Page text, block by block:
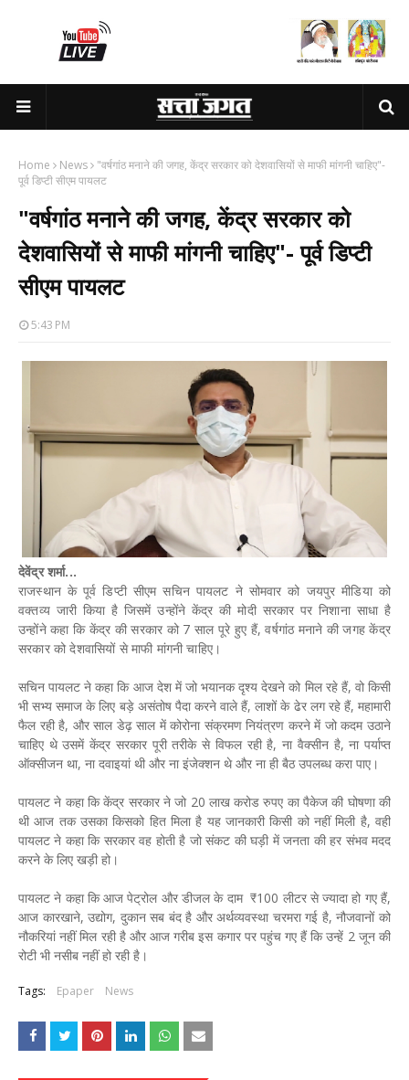
Home News
"वर्षगांठ मनाने की जगह, केंद्र सरकार को देशवासियों से माफी मांगनी चाहिए"-
पूर्व डिप्टी सीएम पायलट
"वर्षगांठ मनाने की जगह, केंद्र सरकार को
देशवासियों से माफी मांगनी चाहिए"- पूर्व डिप्टी
सीएम पायलट
5:43 PM
देवेंद्र शर्मा...
राजस्थान के पूर्व डिप्टी सीएम सचिन पायलट ने सोमवार को जयपुर मीडिया को
वक्तव्य जारी किया है जिसमें उन्होंने केंद्र की मोदी सरकार पर निशाना साधा है
उन्होंने कहा कि केंद्र की सरकार को 7 साल पूरे हुए हैं, वर्षगांठ मनाने की जगह केंद्र
सरकार को देशवासियों से माफी मांगनी चाहिए।
सचिन पायलट ने कहा कि आज देश में जो भयानक दृश्य देखने को मिल रहे हैं, वो किसी
भी सभ्य समाज के लिए बड़े असंतोष पैदा करने वाले हैं, लाशों के ढेर लग रहे हैं, महामारी
फैल रही है, और साल डेढ़ साल में कोरोना संक्रमण नियंत्रण करने में जो कदम उठाने
चाहिए थे उसमें केंद्र सरकार पूरी तरीके से विफल रही है, ना वैक्सीन है, ना पर्याप्त
ऑक्सीजन था, ना दवाइयां थी और ना इंजेक्शन थे और ना ही बैठ उपलब्ध करा पाए।
पायलट ने कहा कि केंद्र सरकार ने जो 20 लाख करोड रुपए का पैकेज की घोषणा की
थी आज तक उसका किसको हित मिला है यह जानकारी किसी को नहीं मिली है, वही
पायलट ने कहा कि सरकार वह होती है जो संकट की घड़ी में जनता की हर संभव मदद
करने के लिए खड़ी हो।
पायलट ने कहा कि आज पेट्रोल और डीजल के दाम ₹100 लीटर से ज्यादा हो गए हैं,
आज कारखाने, उद्योग, दुकान सब बंद है और अर्थव्यवस्था चरमरा गई है, नौजवानों को
नौकरियां नहीं मिल रही है और आज गरीब इस कगार पर पहुंच गए हैं कि उन्हें 2 जून की
रोटी भी नसीब नहीं हो रही है।
Tags: Epaper News